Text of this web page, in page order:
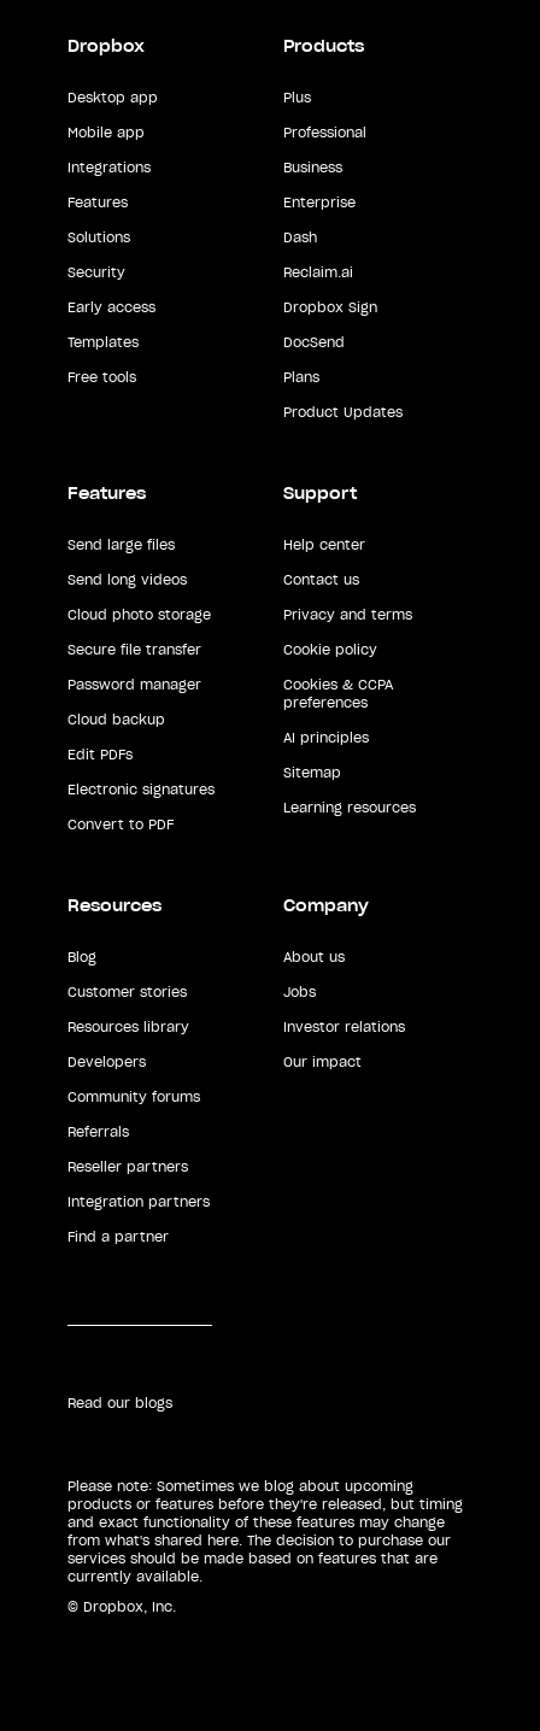
Dropbox
Desktop app
Mobile app
Integrations
Features
Solutions
Security
Early access
Templates
Free tools
Products
Plus
Professional
Business
Enterprise
Dash
Reclaim.ai
Dropbox Sign
DocSend
Plans
Product Updates
Features
Send large files
Send long videos
Cloud photo storage
Secure file transfer
Password manager
Cloud backup
Edit PDFs
Electronic signatures
Convert to PDF
Support
Help center
Contact us
Privacy and terms
Cookie policy
Cookies & CCPA
preferences
AI principles
Sitemap
Learning resources
Resources
Blog
Customer stories
Resources library
Developers
Community forums
Referrals
Reseller partners
Integration partners
Find a partner
Company
About us
Jobs
Investor relations
Our impact
Read our blogs
Please note: Sometimes we blog about upcoming
products or features before they're released, but timing
and exact functionality of these features may change
from what's shared here. The decision to purchase our
services should be made based on features that are
currently available.
© Dropbox, Inc.